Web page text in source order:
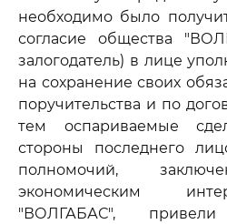
необходимо было
согласие общества
залогодатель) в лице
на сохранение своих
поручительства и по
тем оспариваемые
стороны последнего
полномочий,
экономическим
"ВОЛГАБАС",